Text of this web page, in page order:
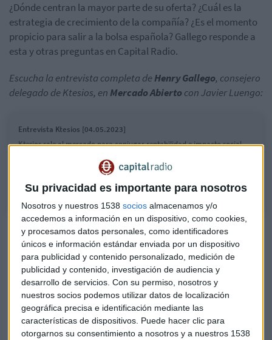
Su privacidad es importante para nosotros
Nosotros y nuestros 1538 socios almacenamos y/o
accedemos a información en un dispositivo, como cookies,
y procesamos datos personales, como identificadores
únicos e información estándar enviada por un dispositivo
para publicidad y contenido personalizado, medición de
publicidad y contenido, investigación de audiencia y
desarrollo de servicios. Con su permiso, nosotros y
nuestros socios podemos utilizar datos de localización
geográfica precisa e identificación mediante las
características de dispositivos. Puede hacer clic para
otorgarnos su consentimiento a nosotros y a nuestros 1538
¿Dónde centran la mayor parte de su oferta? ¿Cuál es la
estrategia de crecimiento de la compañía? ¿Es el momento
propicio para salir a la bolsa española? Gallego responde a
esta y otras preguntas en Capital Radio.
Escucha la entrevista completa deHenry Gallego, consejero
delegado de Ktesios, en Mercado Abierto con Javier Luengo:
Entrevista Ktesios [04.05.2023]
Ktesios sale al mercado para conjugar rentabilidad e impacto social
Henry Gallego, consejero delegado de la socimi, ha señalado en Capital
Radio que tienen el foco centrado en España